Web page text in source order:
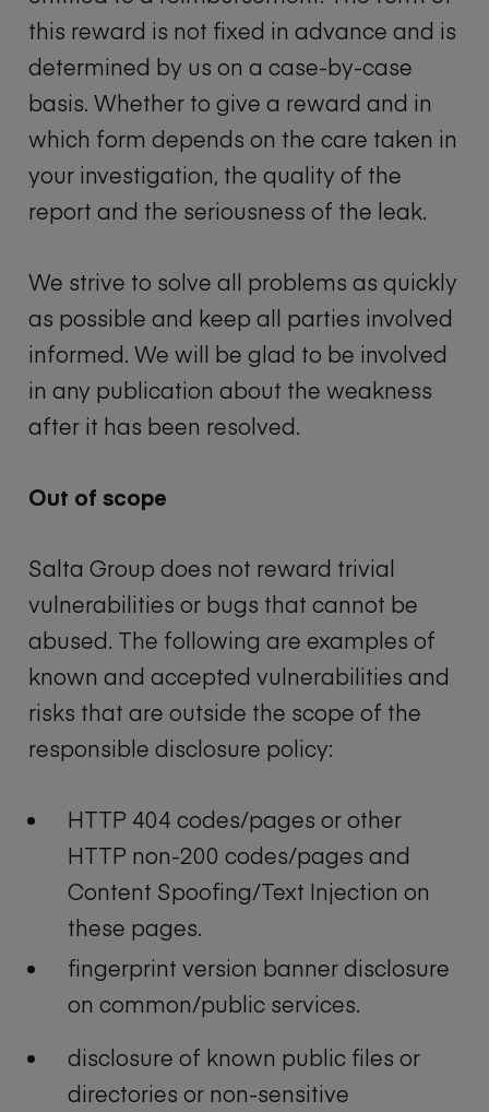
this reward is not fixed in advance and is
determined by us on a case-by-case
basis. Whether to give a reward and in
which form depends on the care taken in
your investigation, the quality of the
report and the seriousness of the leak.
We strive to solve all problems as quickly
as possible and keep all parties involved
informed. We will be glad to be involved
in any publication about the weakness
after it has been resolved.
Out of scope
Salta Group does not reward trivial
vulnerabilities or bugs that cannot be
abused. The following are examples of
known and accepted vulnerabilities and
risks that are outside the scope of the
responsible disclosure policy:
HTTP 404 codes/pages or other
HTTP non-200 codes/pages and
Content Spoofing/Text Injection on
these pages.
fingerprint version banner disclosure
on common/public services.
disclosure of known public files or
directories or non-sensitive